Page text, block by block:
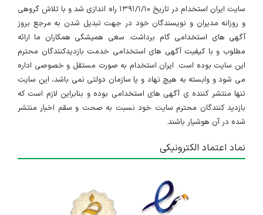
سایت ایران استخدام در تاریخ ۱۳۹۱/۱/۱۰ راه اندازی شد و با تلاش گروهی
و روزانه مدیران و نویسندگان خود در جهت تبدیل شدن به مرجع بروز
آگهی های استخدامی گام برداشت. سعی همیشگی همکاران ما ارائه
مطلوب و با کیفیت آگهی های استخدامی خدمت بازدیدکنندگان محترم
این سایت بوده است. ایران استخدام به صورت مستقل و خصوصی اداره
می شود و وابسته به هیچ نهاد و یا سازمان دولتی نمی باشد، این سایت
تنها منتشر کننده ی آگهی های استخدامی بوده و بنابراین لازم است که
بازدید کنندگان محترم سایت خود نسبت به صحت و سقم اخبار منتشر
شده در آن هوشیار باشند.
نماد اعتماد الکترونیکی